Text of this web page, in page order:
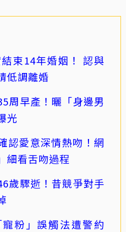
束14年婚姻！ 認與
低調離婚
周早產！曬「身邊男
光
認愛意深情熱吻！網
細看舌吻過程
歲驟逝！昔競爭對手
粉」誤觸法遭警約